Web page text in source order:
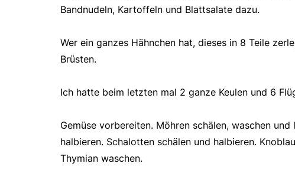
Bandnudeln, Kartoffeln und Blattsalate dazu.
Wer ein ganzes Hähnchen hat, dieses in 8 Teile
Brüsten.
Ich hatte beim letzten mal 2 ganze Keulen und 6
Gemüse vorbereiten. Möhren schälen, waschen
halbieren. Schalotten schälen und halbieren.
Thymian waschen.